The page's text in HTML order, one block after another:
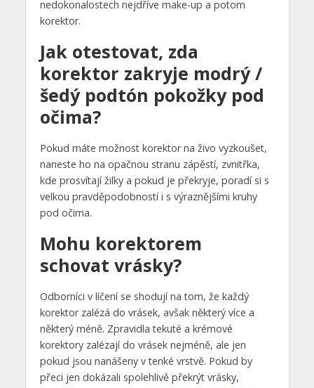
nedokonalostech nejdříve make-up a potom
korektor.
Jak otestovat, zda
korektor zakryje modrý /
šedý podtón pokožky pod
očima?
Pokud máte možnost korektor na živo vyzkoušet,
naneste ho na opačnou stranu zápěstí, zvnitřka,
kde prosvítají žilky a pokud je překryje, poradí si s
velkou pravděpodobností i s výraznějšími kruhy
pod očima.
Mohu korektorem
schovat vrásky?
Odborníci v líčení se shodují na tom, že každý
korektor zalézá do vrásek, avšak některý více a
některý méně. Zpravidla tekuté a krémové
korektory zalézají do vrásek nejméně, ale jen
pokud jsou nanášeny v tenké vrstvě. Pokud by
přeci jen dokázali spolehlivě překrýt vrásky,